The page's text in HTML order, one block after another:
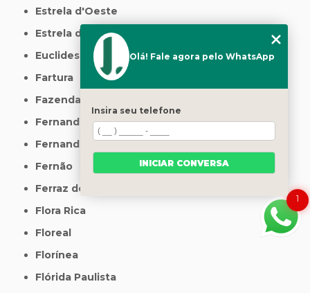
Estrela d'Oeste
Estrela do Norte
Euclides da Cunha Paulista
Fartura
Fazenda Bonanza
Fernando Prestes
Fernandópolis
Fernão
Ferraz de Vasconcelos
Flora Rica
Floreal
Florínea
Flórida Paulista
1
Olá! Fale agora pelo WhatsApp
Insira seu telefone
INICIAR CONVERSA